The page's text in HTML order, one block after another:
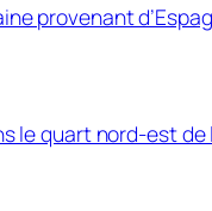
provenant
le quart nord-est